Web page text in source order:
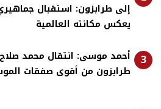
إلى طرابزون: استقبال
يعكس مكانته العالمية
3
أحمد موسى: انتقال محمد
طرابزون من أقوى صفقات